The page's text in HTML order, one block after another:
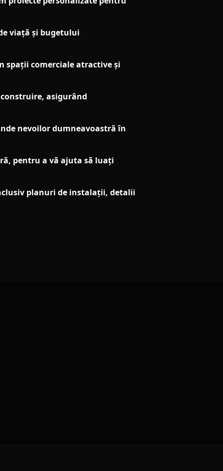
viață și bugetului
spații comerciale atractive și
asigurând
nevoilor dumneavoastră în
pentru a vă ajuta să luați
planuri de instalații, detalii